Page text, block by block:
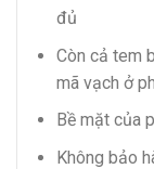
đủ
Còn cả tem
mã vạch ở
Bề mặt của
Không bảo